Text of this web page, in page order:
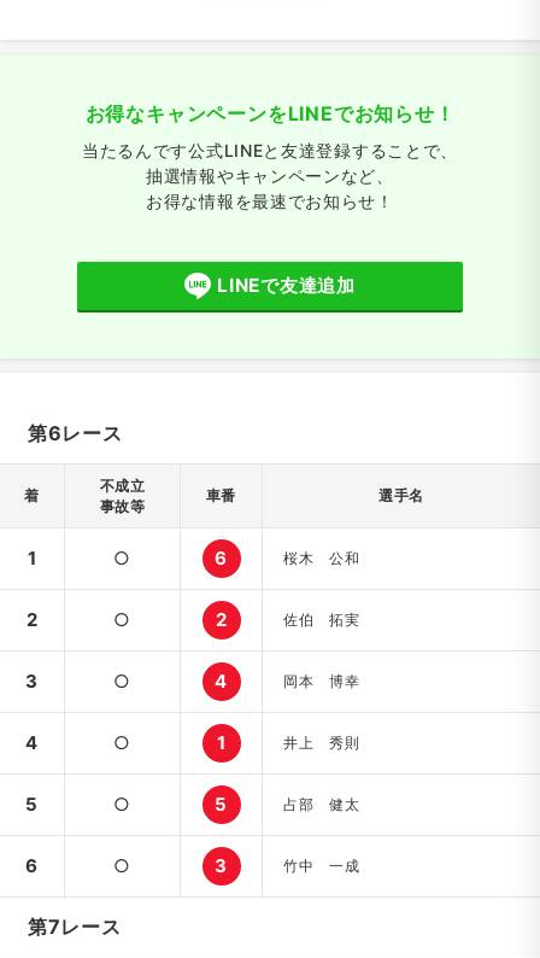
お得なキャンペーンをLINEでお知らせ！
当たるんです公式LINEと友達登録することで、
抽選情報やキャンペーンなど、
お得な情報を最速でお知らせ！
LINEで友達追加
第6レース
着
不成立
事故等
車番 選手名
1 ○ 6 桜木 公和
2 ○ 2 佐伯 拓実
3 ○ 4 岡本 博幸
4 ○ 1 井上 秀則
5 ○ 5 占部 健太
6 ○ 3 竹中 一成
第7レース